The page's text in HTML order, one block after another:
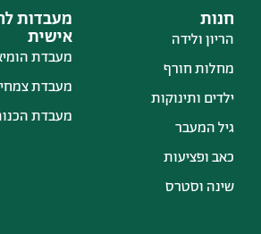
חנות
הריון ולידה
מחלות חורף
ילדים ותינוקות
גיל המעבר
כאב ופציעות
שינה וסטרס
מעבדות
אישית
מעבדת
מעבדת
מעבדת